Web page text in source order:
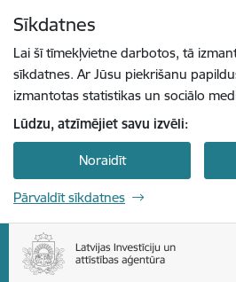
Sīkdatnes
Lai šī tīmekļvietne darbotos, tā
sīkdatnes. Ar Jūsu piekrišanu
izmantotas statistikas un sociālo
Lūdzu, atzīmējiet savu izvēli:
Noraidīt
Pārvaldīt sīkdatnes